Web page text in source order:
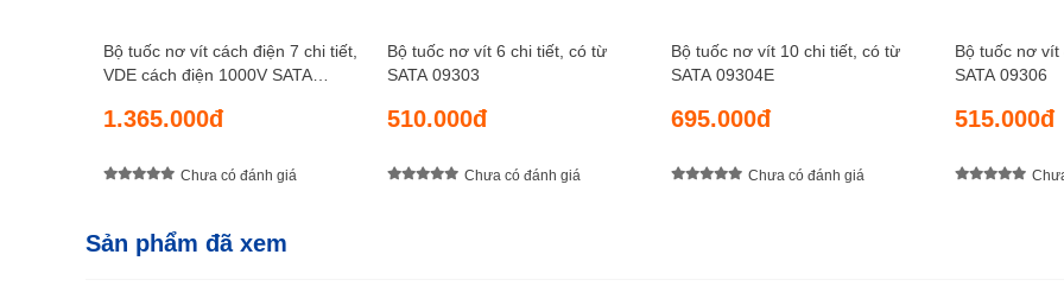
Bộ tuốc nơ vít cách điện 7 chi tiết,
VDE cách điện 1000V SATA
1.365.000đ
Chưa có đánh giá
Bộ tuốc nơ vít 6 chi tiết, có từ
SATA 09303
510.000đ
Chưa có đánh giá
Bộ tuốc nơ vít 10 chi tiết, có từ
SATA 09304E
695.000đ
Chưa có đánh giá
Bộ tuốc nơ
SATA 09306
515.000đ
Sản phẩm đã xem